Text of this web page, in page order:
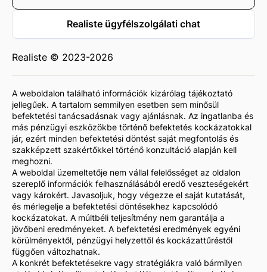
Realiste ügyfélszolgálati chat
Realiste © 2023-2026
A weboldalon található információk kizárólag tájékoztató
jellegűek. A tartalom semmilyen esetben sem minősül
befektetési tanácsadásnak vagy ajánlásnak. Az ingatlanba és
más pénzügyi eszközökbe történő befektetés kockázatokkal
jár, ezért minden befektetési döntést saját megfontolás és
szakképzett szakértőkkel történő konzultáció alapján kell
meghozni.
A weboldal üzemeltetője nem vállal felelősséget az oldalon
szereplő információk felhasználásából eredő veszteségekért
vagy károkért. Javasoljuk, hogy végezze el saját kutatását,
és mérlegelje a befektetési döntésekhez kapcsolódó
kockázatokat. A múltbéli teljesítmény nem garantálja a
jövőbeni eredményeket. A befektetési eredmények egyéni
körülményektől, pénzügyi helyzettől és kockázattűréstől
függően változhatnak.
A konkrét befektetésekre vagy stratégiákra való bármilyen